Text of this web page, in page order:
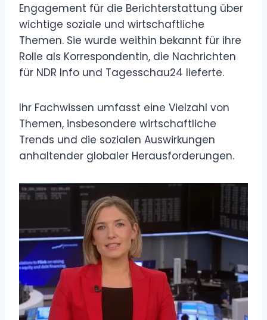
Engagement für die Berichterstattung über
wichtige soziale und wirtschaftliche
Themen. Sie wurde weithin bekannt für ihre
Rolle als Korrespondentin, die Nachrichten
für NDR Info und Tagesschau24 lieferte.
Ihr Fachwissen umfasst eine Vielzahl von
Themen, insbesondere wirtschaftliche
Trends und die sozialen Auswirkungen
anhaltender globaler Herausforderungen.